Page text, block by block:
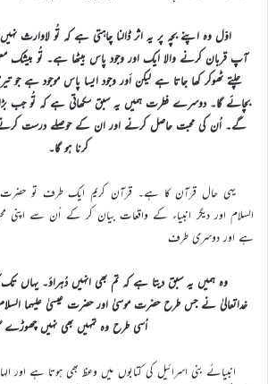
اوّل وہ اپنے بچہ پر یہ اثر ڈالنا چاہتی ہے کہ تُو لاوارث
آپ قربان کرنے والا ایک اور وجود پاس بیٹھا ہے۔ تُو بیشک
چلتے ٹھوکر کھا جاتا ہے لیکن اَور وجود ایسا پاس موجود ہے جو
بچائے گا۔ دوسرے فطرت ہمیں یہ سبق سکھاتی ہے کہ تُو جب
گے۔ اُن کی محبت حاصل کرنے اور ان کے حوصلے درست کرنے
کرنا ہو گا۔
یہی حال قرآن کا ہے۔ قرآن کریم ایک طرف تو حضرت
السلام اور دیگر انبیاء کے واقعات بیان کر کے اُن سے اپنی
ہے اور دوسری طرف
وہ ہمیں یہ سبق دیتا ہے کہ تم بھی انہیں دُہراؤ۔ یہاں
خداتعالیٰ نے جس طرح حضرت موسیٰ اور حضرت عیسیٰ علیہما السلام
اُسی طرح وہ تمہیں بھی نہیں چھوڑے
انبیائے بنی اسرائیل کی کتابوں میں وعظ بھی ہوتا ہے اور